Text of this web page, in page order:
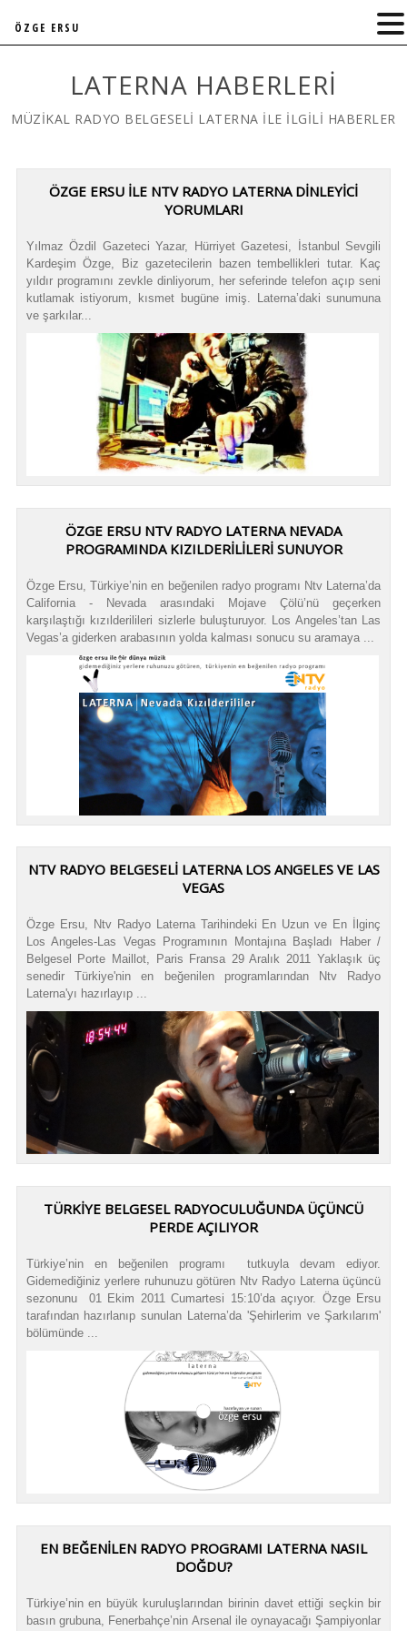
LATERNA HABERLERI
MÜZİKAL RADYO BELGESELİ LATERNA İLE İLGİLİ HABERLER
ÖZGE ERSU İLE NTV RADYO LATERNA DİNLEYİCİ
YORUMLARI
Yılmaz Özdil Gazeteci Yazar, Hürriyet Gazetesi, İstanbul Sevgili
Kardeşim Özge, Biz gazetecilerin bazen tembellikleri tutar. Kaç
yıldır programını zevkle dinliyorum, her seferinde telefon açıp seni
kutlamak istiyorum, kısmet bugüne imiş. Laterna’daki sunumuna
ve şarkılar...
ÖZGE ERSU NTV RADYO LATERNA NEVADA
PROGRAMINDA KIZILDERİLİLERİ SUNUYOR
Özge Ersu, Türkiye’nin en beğenilen radyo programı Ntv Laterna’da
California - Nevada arasındaki Mojave Çölü’nü geçerken
karşılaştığı kızılderilileri sizlerle buluşturuyor. Los Angeles’tan Las
Vegas’a giderken arabasının yolda kalması sonucu su aramaya ...
NTV RADYO BELGESELİ LATERNA LOS ANGELES VE LAS
VEGAS
Özge Ersu, Ntv Radyo Laterna Tarihindeki En Uzun ve En İlginç
Los Angeles-Las Vegas Programının Montajına Başladı Haber /
Belgesel Porte Maillot, Paris Fransa 29 Aralık 2011 Yaklaşık üç
senedir Türkiye'nin en beğenilen programlarından Ntv Radyo
Laterna'yı hazırlayıp ...
TÜRKİYE BELGESEL RADYOCULUĞUNDA ÜÇÜNCÜ
PERDE AÇILIYOR
Türkiye’nin en beğenilen programı tutkuyla devam ediyor.
Gidemediğiniz yerlere ruhunuzu götüren Ntv Radyo Laterna üçüncü
sezonunu 01 Ekim 2011 Cumartesi 15:10’da açıyor. Özge Ersu
tarafından hazırlanıp sunulan Laterna’da 'Şehirlerim ve Şarkılarım'
bölümünde ...
EN BEĞENİLEN RADYO PROGRAMI LATERNA NASIL
DOĞDU?
Türkiye’nin en büyük kuruluşlarından birinin davet ettiği seçkin bir
basın grubuna, Fenerbahçe’nin Arsenal ile oynayacağı Şampiyonlar
ÖZGE ERSU